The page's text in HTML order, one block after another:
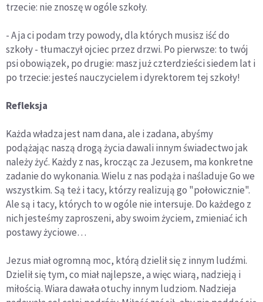
trzecie: nie znoszę w ogóle szkoły.
- A ja ci podam trzy powody, dla których musisz iść do
szkoły - tłumaczył ojciec przez drzwi. Po pierwsze: to twój
psi obowiązek, po drugie: masz już czterdzieści siedem lat i
po trzecie: jesteś nauczycielem i dyrektorem tej szkoły!
Refleksja
Każda władza jest nam dana, ale i zadana, abyśmy
podążając naszą drogą życia dawali innym świadectwo jak
należy żyć. Każdy z nas, krocząc za Jezusem, ma konkretne
zadanie do wykonania. Wielu z nas podąża i naśladuje Go we
wszystkim. Są też i tacy, którzy realizują go "połowicznie".
Ale są i tacy, których to w ogóle nie intersuje. Do każdego z
nich jesteśmy zaproszeni, aby swoim życiem, zmieniać ich
postawy życiowe…
Jezus miał ogromną moc, którą dzielił się z innym ludźmi.
Dzielił się tym, co miał najlepsze, a więc wiarą, nadzieją i
miłością. Wiara dawała otuchy innym ludziom. Nadzieja